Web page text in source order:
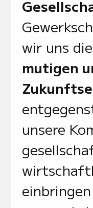
wir uns
mutigen
unsere